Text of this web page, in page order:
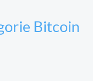
Bitcoin